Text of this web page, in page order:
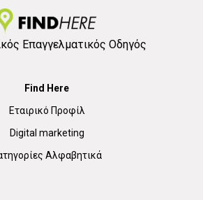
Επαγγελματικός Οδηγός
Find Here
Εταιρικό Προφίλ
Digital marketing
Αλφαβητικά